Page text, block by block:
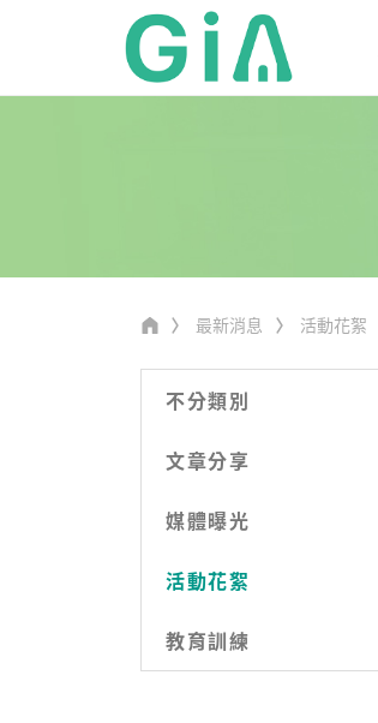
最新消息 活動花絮
不分類別
文章分享
媒體曝光
活動花絮
教育訓練